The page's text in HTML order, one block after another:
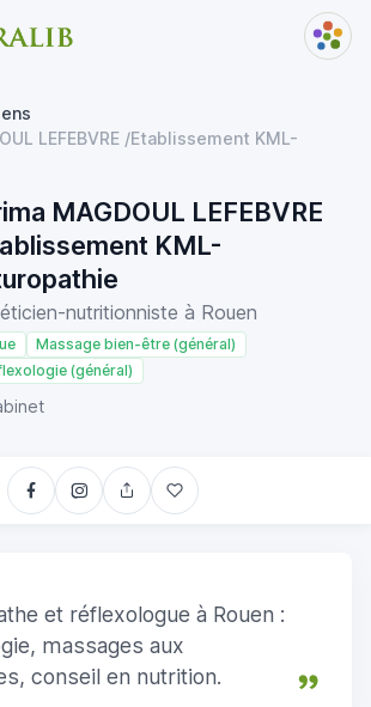
LEFEBVRE /Etablissement KML-
MAGDOUL LEFEBVRE
KML-
nutritionniste à Rouen
Massage bien-être (général)
(général)
et réflexologue à Rouen :
massages aux
conseil en nutrition.